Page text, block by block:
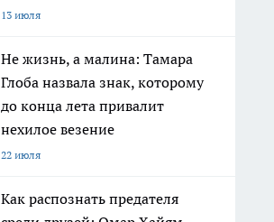
13 июля
Не жизнь, а малина: Тамара
Глоба назвала знак, которому
до конца лета привалит
нехилое везение
22 июля
Как распознать предателя